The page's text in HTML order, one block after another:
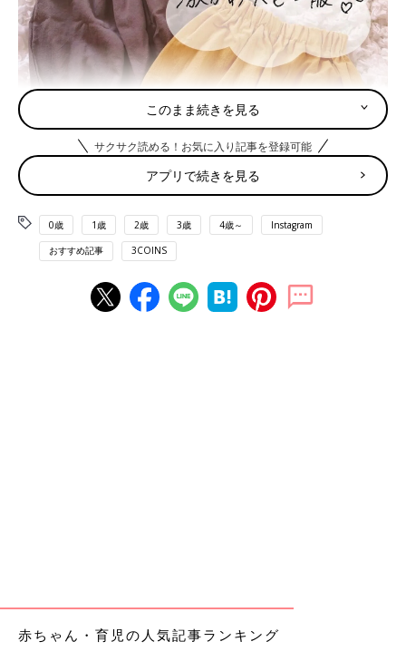
りこさんが購入したのは、かぼちゃパンツ。80サイズのみの展開
だそうですが、大きめでゆとりがあるため、普段90サイズを選ぶ
このまま続きを見る
サクサク読める！お気に入り記事を登録可能
アプリで続きを見る
0歳 1歳 2歳 3歳 4歳～ Instagram
おすすめ記事 3COINS
赤ちゃん・育児の人気記事ランキング